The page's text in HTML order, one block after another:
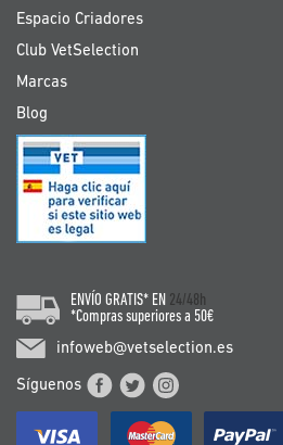
Espacio Criadores
Club VetSelection
Marcas
Blog
ENVÍO GRATIS* EN 24/48h
*Compras superiores a 50€
infoweb@vetselection.es
Síguenos